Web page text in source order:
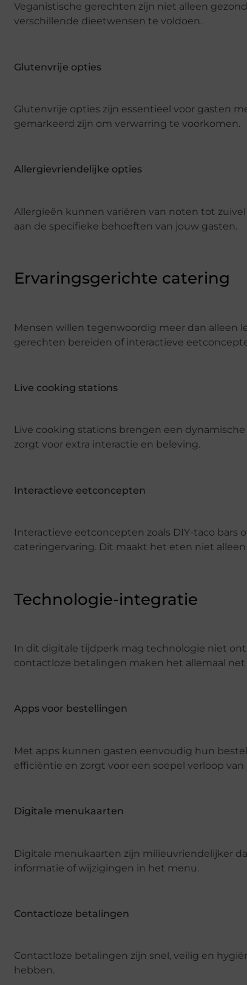
Veganistische gerechten zijn niet alleen
verschillende dieetwensen te voldoen.
Glutenvrije opties
Glutenvrije opties zijn essentieel voor gasten
gemarkeerd zijn om verwarring te voorkomen.
Allergievriendelijke opties
Allergieën kunnen variëren van noten tot
aan de specifieke behoeften van jouw gasten.
Ervaringsgerichte catering
Mensen willen tegenwoordig meer dan alleen
gerechten bereiden of interactieve
Live cooking stations
Live cooking stations brengen een
zorgt voor extra interactie en beleving.
Interactieve eetconcepten
Interactieve eetconcepten zoals DIY-taco bars
cateringervaring. Dit maakt het eten niet
Technologie-integratie
In dit digitale tijdperk mag technologie niet
contactloze betalingen maken het allemaal
Apps voor bestellingen
Met apps kunnen gasten eenvoudig hun
efficiëntie en zorgt voor een soepel verloop
Digitale menukaarten
Digitale menukaarten zijn milieuvriendelijker
informatie of wijzigingen in het menu.
Contactloze betalingen
Contactloze betalingen zijn snel, veilig en
hebben.